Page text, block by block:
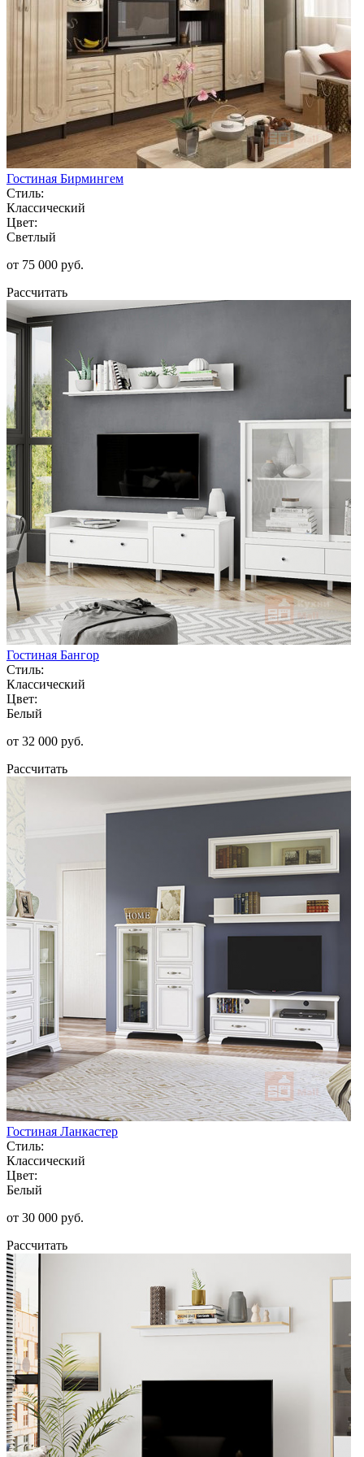
Гостиная Бирмингем
Стиль:
Классический
Цвет:
Светлый
от 75 000 руб.
Рассчитать
Гостиная Бангор
Стиль:
Классический
Цвет:
Белый
от 32 000 руб.
Рассчитать
Гостиная Ланкастер
Стиль:
Классический
Цвет:
Белый
от 30 000 руб.
Рассчитать